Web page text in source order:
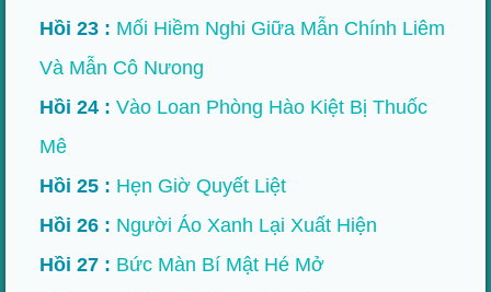
Hồi 23 : Mối Hiềm Nghi Giữa Mẫn Chính Liêm
Và Mẫn Cô Nưong
Hồi 24 : Vào Loan Phòng Hào Kiệt Bị Thuốc
Mê
Hồi 25 : Hẹn Giờ Quyết Liệt
Hồi 26 : Người Áo Xanh Lại Xuất Hiện
Hồi 27 : Bức Màn Bí Mật Hé Mở